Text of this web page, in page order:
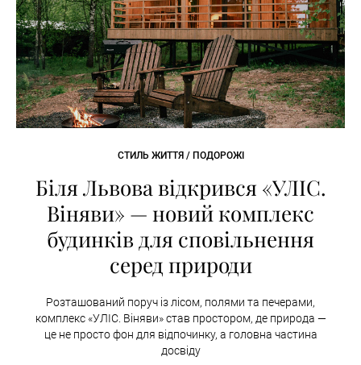
СТИЛЬ ЖИТТЯ / ПОДОРОЖІ
Біля Львова відкрився «УЛІС.
Віняви» — новий комплекс
будинків для сповільнення
серед природи
Розташований поруч із лісом, полями та печерами,
комплекс «УЛІС. Віняви» став простором, де природа —
це не просто фон для відпочинку, а головна частина
досвіду